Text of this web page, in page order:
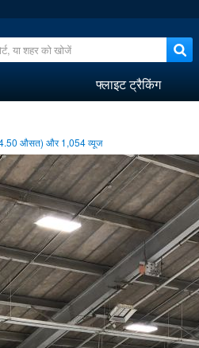
फ्लाइट ट्रैकिंग
औसत) और1,054व्यूज